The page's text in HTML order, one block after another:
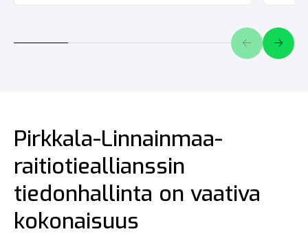
Pirkkala-Linnainmaa-
raitiotieallianssin
tiedonhallinta on vaativa
kokonaisuus